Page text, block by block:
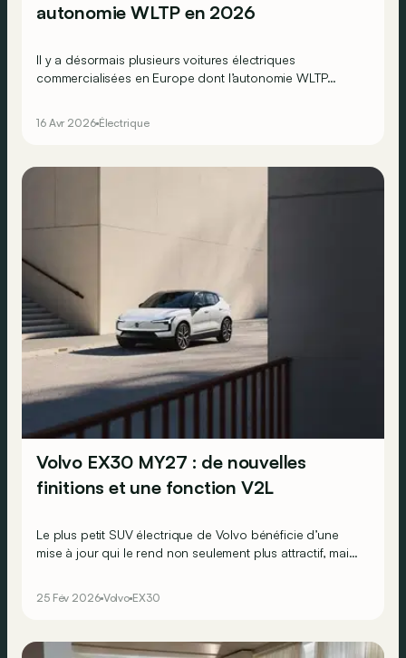
autonomie WLTP en 2026
Il y a désormais plusieurs voitures électriques
commercialisées en Europe dont l’autonomie WLTP
16 Avr 2026 Électrique
Volvo EX30 MY27 : de nouvelles
finitions et une fonction V2L
Le plus petit SUV électrique de Volvo bénéficie d’une
mise à jour qui le rend non seulement plus attractif, mais
une fonction V2L.
25 Fév 2026 Volvo EX30